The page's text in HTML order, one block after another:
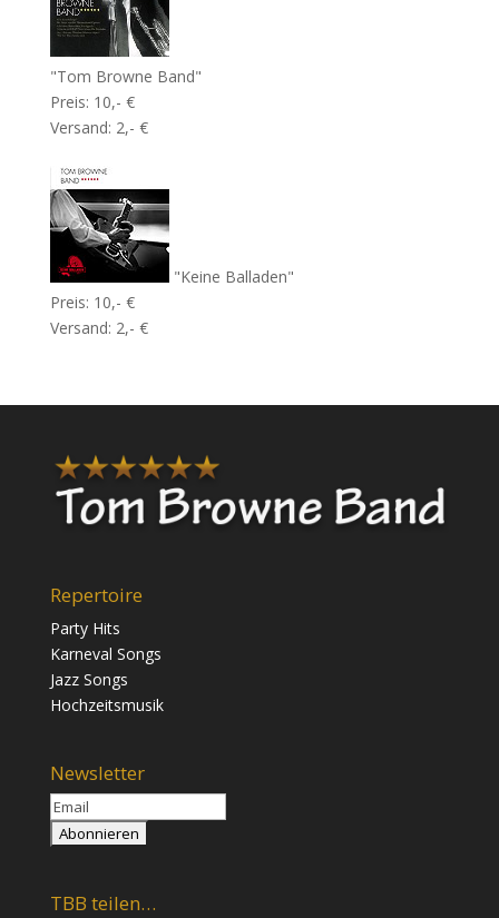
"Tom Browne Band"
Preis: 10,- €
Versand: 2,- €
"Keine Balladen"
Preis: 10,- €
Versand: 2,- €
Repertoire
Party Hits
Karneval Songs
Jazz Songs
Hochzeitsmusik
Newsletter
TBB teilen…